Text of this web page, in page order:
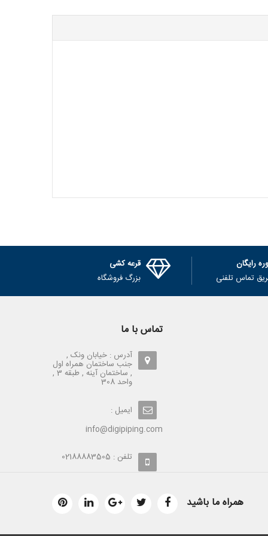
رایگان
تماس تلفنی
قرعه کشی
بزرگ فروشگاه
تماس با ما
آدرس : خیابان ونک ,
جنب ساختمان همراه اول
, ساختمان آینه , طبقه 3 ,
واحد 308
ایمیل :
info@digipiping.com
تلفن : 02188883505
همراه ما باشید